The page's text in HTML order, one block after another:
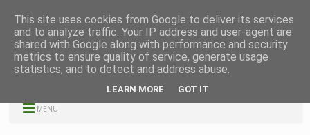
MENU
This site uses cookies from Google to deliver its services
and to analyze traffic. Your IP address and user-agent are
shared with Google along with performance and security
metrics to ensure quality of service, generate usage
statistics, and to detect and address abuse.
LEARN MORE GOT IT